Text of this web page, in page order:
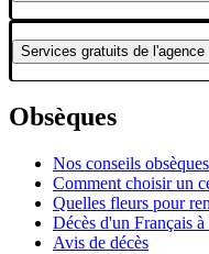
Services gratuits de l'agence
Obsèques
Nos conseils obsèques
Comment choisir un
Quelles fleurs pour
Décès d'un Français
Avis de décès